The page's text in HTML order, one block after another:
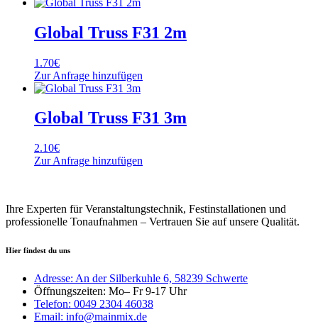
Global Truss F31 2m
1.70€
Zur Anfrage hinzufügen
Global Truss F31 3m
2.10€
Zur Anfrage hinzufügen
Ihre Experten für Veranstaltungstechnik, Festinstallationen und
professionelle Tonaufnahmen – Vertrauen Sie auf unsere Qualität.
Hier findest du uns
Adresse: An der Silberkuhle 6, 58239 Schwerte
Öffnungszeiten: Mo– Fr 9-17 Uhr
Telefon: 0049 2304 46038
Email: info@mainmix.de